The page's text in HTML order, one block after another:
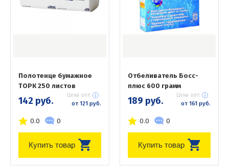
Полотенце бумажное
ТОРК 250 листов
142 руб. Цена опт:
от 121 руб.
0.0 0
Купить товар
Отбеливатель Босс-
плюс 600 грамм
189 руб. Цена опт:
от 161 руб.
0.0 0
Купить товар